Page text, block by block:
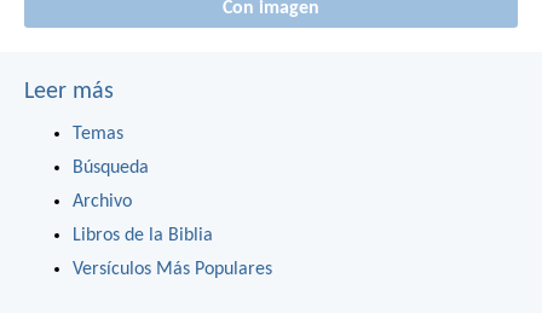
Con imagen
Leer más
Temas
Búsqueda
Archivo
Libros de la Biblia
Versículos Más Populares